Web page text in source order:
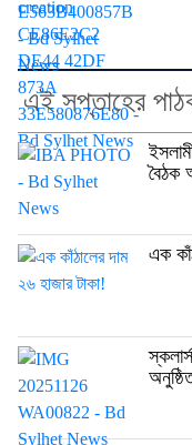
এই সপ্তাহের
বৈঠক
এক